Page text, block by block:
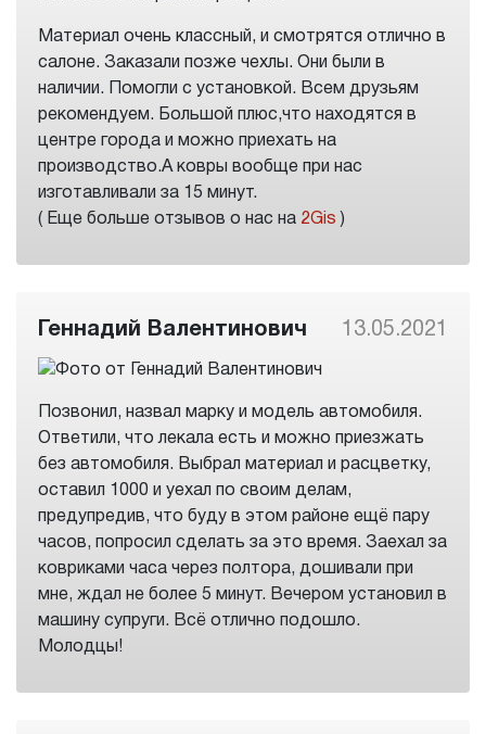
Материал очень классный, и смотрятся отлично в
салоне. Заказали позже чехлы. Они были в
наличии. Помогли с установкой. Всем друзьям
рекомендуем. Большой плюс,что находятся в
центре города и можно приехать на
производство.А ковры вообще при нас
изготавливали за 15 минут.
( Еще больше отзывов о нас на 2Gis )
Геннадий Валентинович 13.05.2021
Позвонил, назвал марку и модель автомобиля.
Ответили, что лекала есть и можно приезжать
без автомобиля. Выбрал материал и расцветку,
оставил 1000 и уехал по своим делам,
предупредив, что буду в этом районе ещё пару
часов, попросил сделать за это время. Заехал за
ковриками часа через полтора, дошивали при
мне, ждал не более 5 минут. Вечером установил в
машину супруги. Всё отлично подошло.
Молодцы!